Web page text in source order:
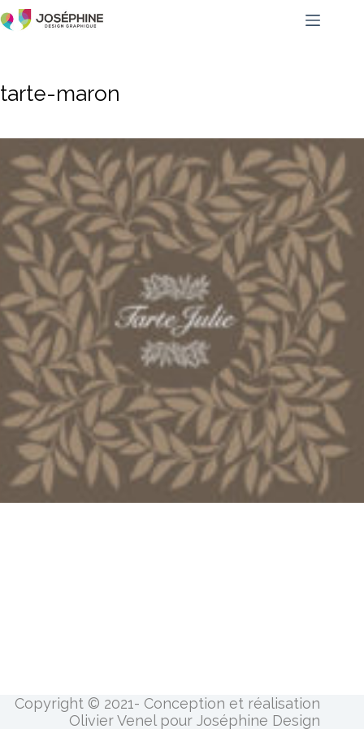
tarte-maron
Copyright © 2021- Conception et réalisation
Olivier Venel pour Joséphine Design